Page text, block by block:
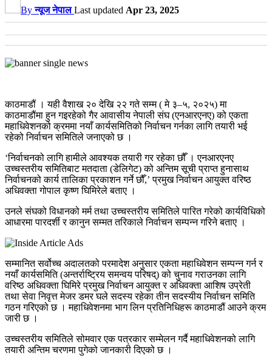
Byन्यूज नेपाल Last updated Apr 23, 2025
काठमाडौं । यही वैशाख २० देखि २२ गते सम्म ( मे ३–५, २०२५) मा
काठमाडौंमा हुन गइरहेको गैर आवासीय नेपाली संघ (एनआरएनए) को एकता
महाधिवेशनको क्रममा नयाँ कार्यसमितिको निर्वाचन गर्नका लागि तयारी भई
रहेको निर्वाचन समितिले जनाएको छ ।
‘निर्वाचनको लागि हामीले आवश्यक तयारी गर रहेका छौँ । एनआरएनए
उच्चस्तरीय समितिबाट मतदाता (डेलिगेट) को अन्तिम सूची प्राप्त हुनासाथ
निर्वाचनको कार्य तालिका प्रकाशन गर्ने छौँ,’ प्रमुख निर्वाचन आयुक्त वरिष्ठ
अधिवक्ता गोपाल कृष्ण घिमिरेले बताए ।
उनले संघको विधानको मर्म तथा उच्चस्तरीय समितिले पारित गरेको कार्यविधिको
आधारमा पारदर्शी र कानुन सम्मत तरिकाले निर्वाचन सम्पन्न गरिने बताए ।
सम्मानित सर्वोच्च अदालतको परमादेश अनुसार एकता महाधिवेशन सम्पन्न गर्न र
नयाँ कार्यसमिति (अन्तर्राष्ट्रिय समन्वय परिषद्) को चुनाव गराउनका लागि
वरिष्ठ अधिवक्ता घिमिरे प्रमुख निर्वाचन आयुक्त र अधिवक्ता आशिष उप्रेती
तथा सेवा निवृत्त मेजर डमर घले सदस्य रहेका तीन सदस्यीय निर्वाचन समिति
गठन गरिएको छ । महाधिवेशनमा भाग लिन प्रतिनिधिहरू काठमाडौं आउने क्रम
जारी छ ।
उच्चस्तरीय समितिले सोमवार एक पत्रकार सम्मेलन गर्दै महाधिवेशनको लागि
तयारी अन्तिम चरणमा पुगेको जानकारी दिएको छ ।